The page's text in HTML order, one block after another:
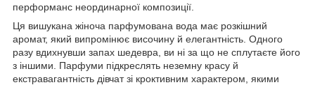
перформанс неординарної композиції.
Ця вишукана жіноча парфумована вода має розкішний
аромат, який випромінює височину й елегантність. Одного
разу вдихнувши запах шедевра, ви ні за що не сплутаєте його
з іншими. Парфуми підкреслять неземну красу й
екстравагантність дівчат зі кроктивним характером, якими